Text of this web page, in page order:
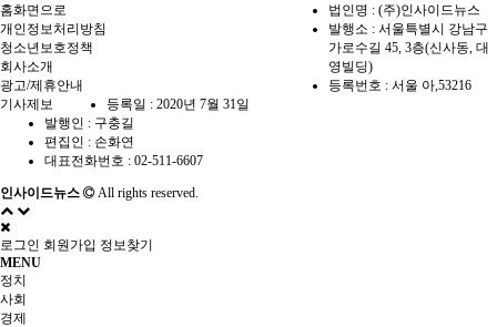
홈화면으로
개인정보처리방침
청소년보호정책
회사소개
광고/제휴안내
기사제보
법인명 : (주)인사이드뉴스
발행소 : 서울특별시 강남구
가로수길 45, 3층(신사동, 대
영빌딩)
등록번호 : 서울 아,53216
등록일 : 2020년 7월 31일
발행인 : 구충길
편집인 : 손화연
대표전화번호 : 02-511-6607
인사이드뉴스 All rights reserved.
로그인 회원가입 정보찾기
MENU
정치
사회
경제